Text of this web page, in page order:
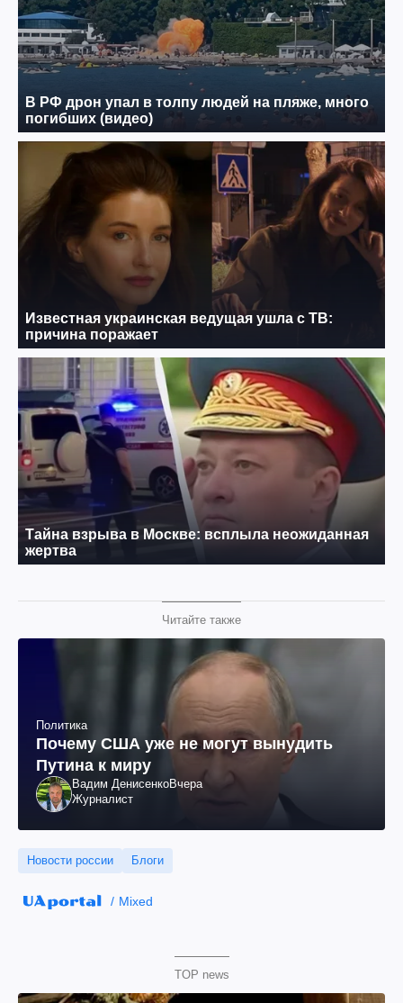
Читайте также
Политика
Почему США уже не могут вынудить
Путина к миру
Вадим ДенисенкоВчера
Журналист
Новости россии Блоги
Mixed
TOP news